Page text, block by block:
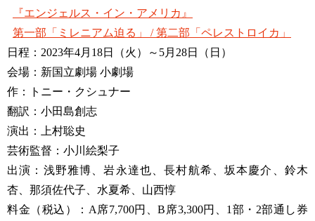
『エンジェルス・イン・アメリカ』
第一部「ミレニアム迫る」 / 第二部「ペレストロイカ」
日程：2023年4月18日（火）～5月28日（日）
会場：新国立劇場 小劇場
作：トニー・クシュナー
翻訳：小田島創志
演出：上村聡史
芸術監督：小川絵梨子
出演：浅野雅博、岩永達也、長村航希、坂本慶介、鈴木
杏、那須佐代子、水夏希、山西惇
料金（税込）：A席7,700円、B席3,300円、1部・2部通し券